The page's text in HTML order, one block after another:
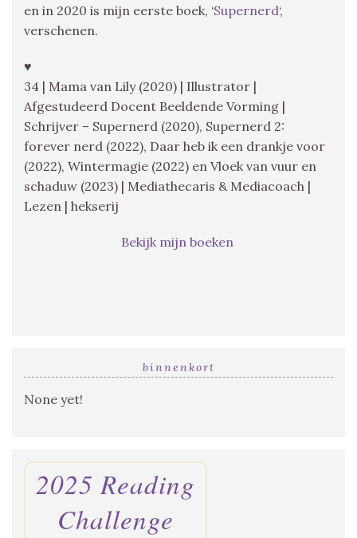
en in 2020 is mijn eerste boek, ‘Supernerd‘,
verschenen.
♥
34 | Mama van Lily (2020) | Illustrator |
Afgestudeerd Docent Beeldende Vorming |
Schrijver – Supernerd (2020), Supernerd 2:
forever nerd (2022), Daar heb ik een drankje voor
(2022), Wintermagie (2022) en Vloek van vuur en
schaduw (2023) | Mediathecaris & Mediacoach |
Lezen | hekserij
Bekijk mijn boeken
binnenkort
None yet!
2025 Reading
Challenge